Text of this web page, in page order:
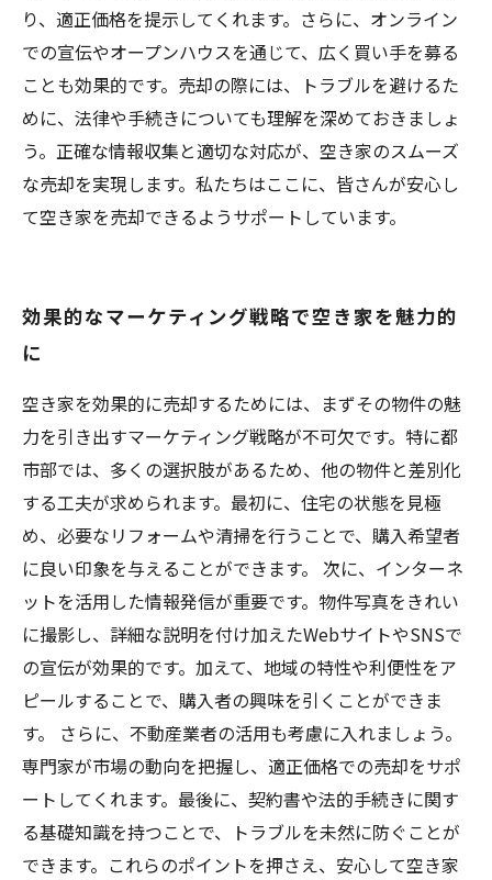
り、適正価格を提示してくれます。さらに、オンライン
での宣伝やオープンハウスを通じて、広く買い手を募る
ことも効果的です。売却の際には、トラブルを避けるた
めに、法律や手続きについても理解を深めておきましょ
う。正確な情報収集と適切な対応が、空き家のスムーズ
な売却を実現します。私たちはここに、皆さんが安心し
て空き家を売却できるようサポートしています。
効果的なマーケティング戦略で空き家を魅力的
に
空き家を効果的に売却するためには、まずその物件の魅
力を引き出すマーケティング戦略が不可欠です。特に都
市部では、多くの選択肢があるため、他の物件と差別化
する工夫が求められます。最初に、住宅の状態を見極
め、必要なリフォームや清掃を行うことで、購入希望者
に良い印象を与えることができます。 次に、インターネ
ットを活用した情報発信が重要です。物件写真をきれい
に撮影し、詳細な説明を付け加えたWebサイトやSNSで
の宣伝が効果的です。加えて、地域の特性や利便性をア
ピールすることで、購入者の興味を引くことができま
す。 さらに、不動産業者の活用も考慮に入れましょう。
専門家が市場の動向を把握し、適正価格での売却をサポ
ートしてくれます。最後に、契約書や法的手続きに関す
る基礎知識を持つことで、トラブルを未然に防ぐことが
できます。これらのポイントを押さえ、安心して空き家